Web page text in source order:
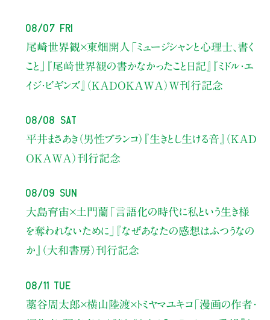
08/07 Fri
尾崎世界観×東畑開人
「ミュージシャンと心理士、書く
こと」
『尾崎世界観の書かなかったこと日記』『ミドル・エ
イジ・ビギンズ』（KADOKAWA）W刊行記念
08/08 Sat
平井まさあき（男性ブランコ） 『生きとし生ける音』（KAD
OKAWA）刊行記念
08/09 Sun
大島育宙×土門蘭 「言語化の時代に私という生き様
を奪われないために」
『なぜあなたの感想はふつうなの
か』（大和書房）刊行記念
08/11 Tue
藁谷周太郎×横山陸渡×トミヤマユキコ「漫画の作者・